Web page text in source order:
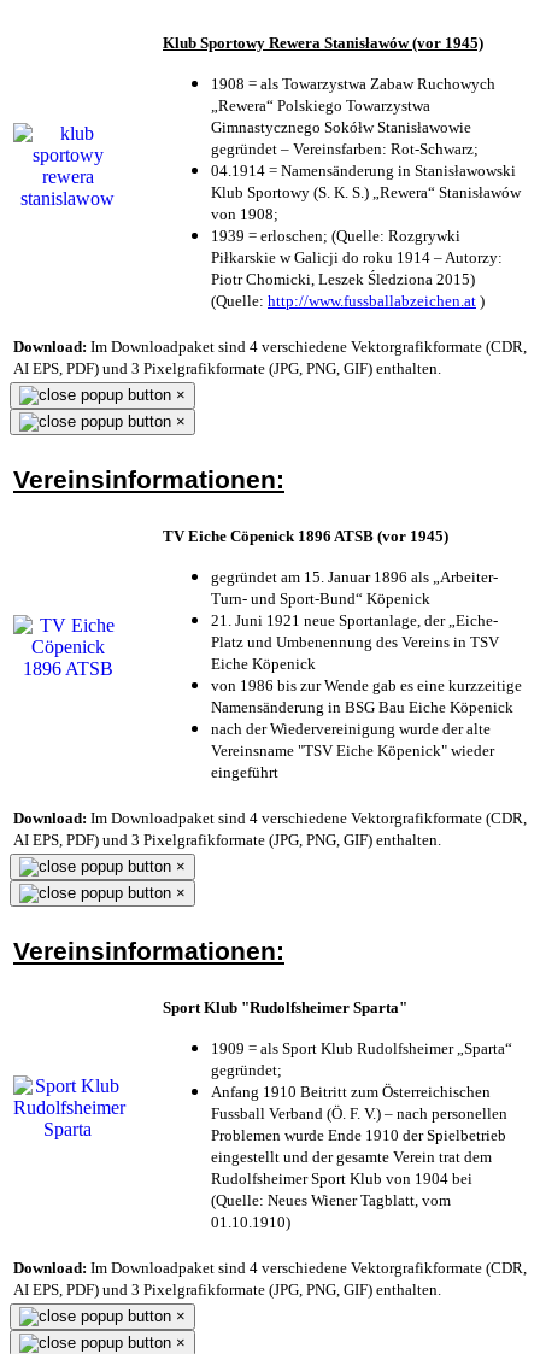
Klub Sportowy Rewera Stanisławów (vor 1945)
1908 = als Towarzystwa Zabaw Ruchowych
„Rewera“ Polskiego Towarzystwa
Gimnastycznego Sokółw Stanisławowie
gegründet – Vereinsfarben: Rot-Schwarz;
04.1914 = Namensänderung in Stanisławowski
Klub Sportowy (S. K. S.) „Rewera“ Stanisławów
von 1908;
1939 = erloschen; (Quelle: Rozgrywki
Piłkarskie w Galicji do roku 1914 – Autorzy:
Piotr Chomicki, Leszek Śledziona 2015)
(Quelle: http://www.fussballabzeichen.at )
Download: Im Downloadpaket sind 4 verschiedene Vektorgrafikformate (CDR,
AI EPS, PDF) und 3 Pixelgrafikformate (JPG, PNG, GIF) enthalten.
×
×
Vereinsinformationen:
TV Eiche Cöpenick 1896 ATSB (vor 1945)
gegründet am 15. Januar 1896 als „Arbeiter-
Turn- und Sport-Bund“ Köpenick
21. Juni 1921 neue Sportanlage, der „Eiche-
Platz und Umbenennung des Vereins in TSV
Eiche Köpenick
von 1986 bis zur Wende gab es eine kurzzeitige
Namensänderung in BSG Bau Eiche Köpenick
nach der Wiedervereinigung wurde der alte
Vereinsname "TSV Eiche Köpenick" wieder
eingeführt
Download: Im Downloadpaket sind 4 verschiedene Vektorgrafikformate (CDR,
AI EPS, PDF) und 3 Pixelgrafikformate (JPG, PNG, GIF) enthalten.
×
×
Vereinsinformationen:
Sport Klub "Rudolfsheimer Sparta"
1909 = als Sport Klub Rudolfsheimer „Sparta“
gegründet;
Anfang 1910 Beitritt zum Österreichischen
Fussball Verband (Ö. F. V.) – nach personellen
Problemen wurde Ende 1910 der Spielbetrieb
eingestellt und der gesamte Verein trat dem
Rudolfsheimer Sport Klub von 1904 bei
(Quelle: Neues Wiener Tagblatt, vom
01.10.1910)
Download: Im Downloadpaket sind 4 verschiedene Vektorgrafikformate (CDR,
AI EPS, PDF) und 3 Pixelgrafikformate (JPG, PNG, GIF) enthalten.
×
×